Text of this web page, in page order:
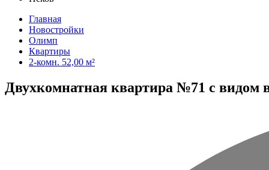
Главная
Новостройки
Олимп
Квартиры
2-комн. 52,00 м²
Двухкомнатная квартира №71 с видом